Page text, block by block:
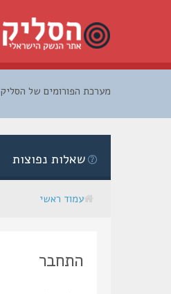
מערכת הפורומים של הסליק
שאלות נפוצות
עמוד ראשי
התחבר